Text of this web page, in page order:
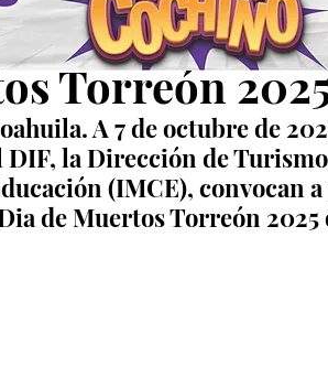
al concurso y
Torreón
A 7 de octubre de
DIF, la Dirección de
(IMCE), convocan
de Muertos Torreón